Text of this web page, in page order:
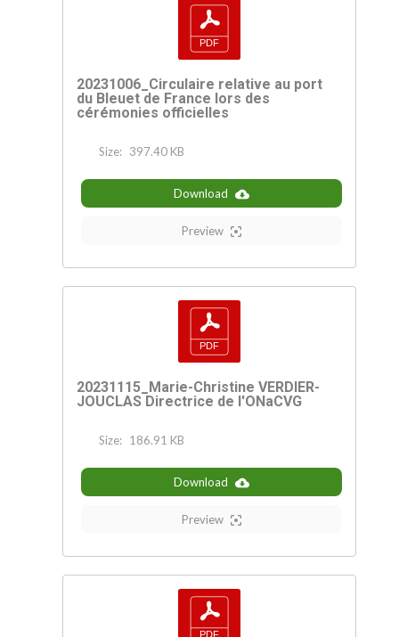
20231006_Circulaire relative au port
du Bleuet de France lors des
cérémonies officielles
Size: 397.40 KB
Download
Preview
20231115_Marie-Christine VERDIER-
JOUCLAS Directrice de l'ONaCVG
Size: 186.91 KB
Download
Preview